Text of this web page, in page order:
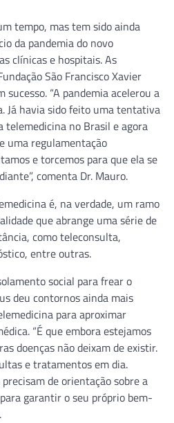
tempo, mas tem sido ainda
da pandemia do novo
clínicas e hospitais. As
São Francisco Xavier
“A pandemia acelerou a
Já havia sido feito uma tentativa
telemedicina no Brasil e agora
uma regulamentação
e torcemos para que ela se
comenta Dr. Mauro.
é, na verdade, um ramo
que abrange uma série de
como teleconsulta,
entre outras.
social para frear o
deu contornos ainda mais
para aproximar
“É que embora estejamos
doenças não deixam de existir.
e tratamentos em dia.
de orientação sobre a
garantir o seu próprio bem-